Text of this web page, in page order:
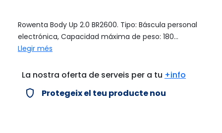
Rowenta Body Up 2.0 BR2600. Tipo: Báscula personal
electrónica, Capacidad máxima de peso: 180...
Llegir més
La nostra oferta de serveis per a tu +info
verified_user Protegeix el teu producte nou